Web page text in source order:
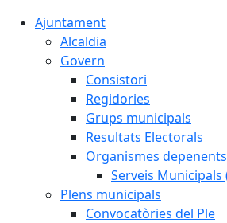
Ajuntament
Alcaldia
Govern
Consistori
Regidories
Grups municipals
Resultats Electorals
Organismes depenents
Serveis Municipals
Plens municipals
Convocatòries del Ple